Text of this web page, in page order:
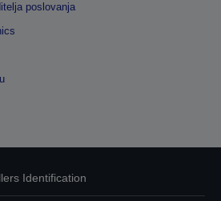
poslovanja
Identification